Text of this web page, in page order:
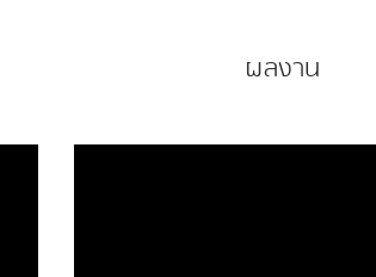
ผลงาน